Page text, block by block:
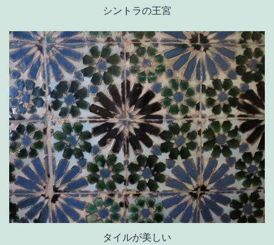
シントラの王宮
タイルが美しい